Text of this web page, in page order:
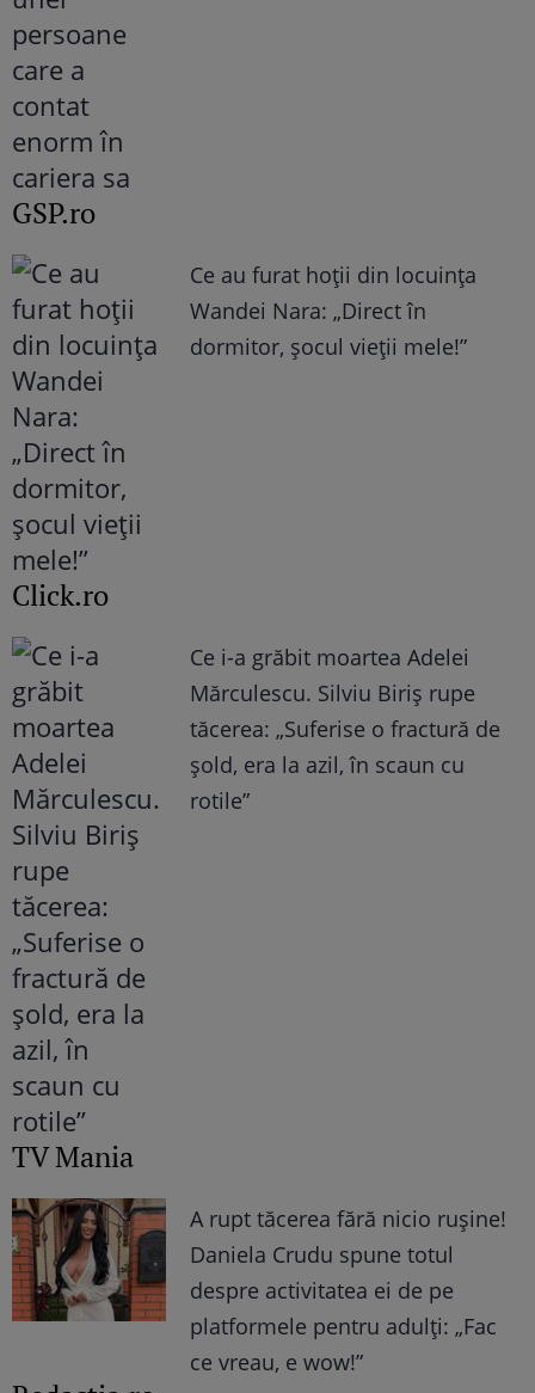
GSP.ro
Ce au furat hoții din locuința
Wandei Nara: „Direct în
dormitor, șocul vieții mele!”
Click.ro
Ce i-a grăbit moartea Adelei
Mărculescu. Silviu Biriș rupe
tăcerea: „Suferise o fractură de
șold, era la azil, în scaun cu
rotile”
TV Mania
A rupt tăcerea fără nicio rușine!
Daniela Crudu spune totul
despre activitatea ei de pe
platformele pentru adulți: „Fac
ce vreau, e wow!”